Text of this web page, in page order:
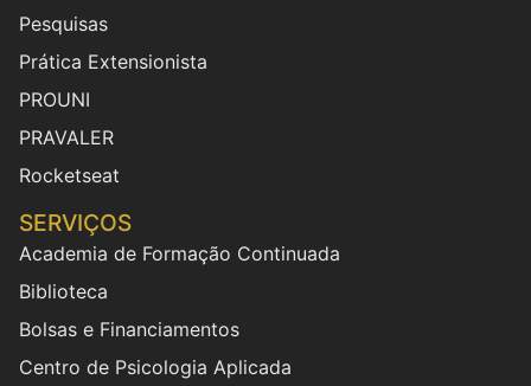
Pesquisas
Prática Extensionista
PROUNI
PRAVALER
Rocketseat
SERVIÇOS
Academia de Formação Continuada
Biblioteca
Bolsas e Financiamentos
Centro de Psicologia Aplicada